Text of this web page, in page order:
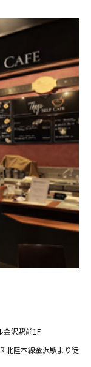
金沢駅前1F
北陸本線金沢駅より徒